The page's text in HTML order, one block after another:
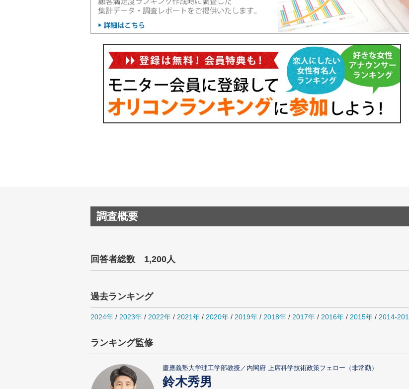
調査概要
回答者総数 1,200人
過去ランキング
2024年 / 2023年 / 2022年 / 2021年 / 2020年 / 2019年 / 2018年 / 2017年 / 2016年 / 2015年 / 2014-
ランキング監修
慶應義塾大学理工学部教授／内閣府 上席科学技術政策フェロー（非常勤）
鈴木秀男